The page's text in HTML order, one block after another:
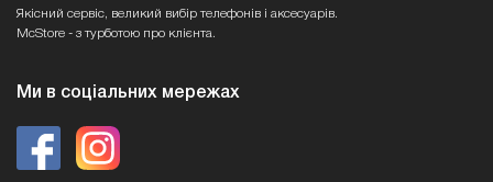
Якісний сервіс, великий вибір телефонів і аксесуарів.
McStore - з турботою про клієнта.
Ми в соціальних мережах